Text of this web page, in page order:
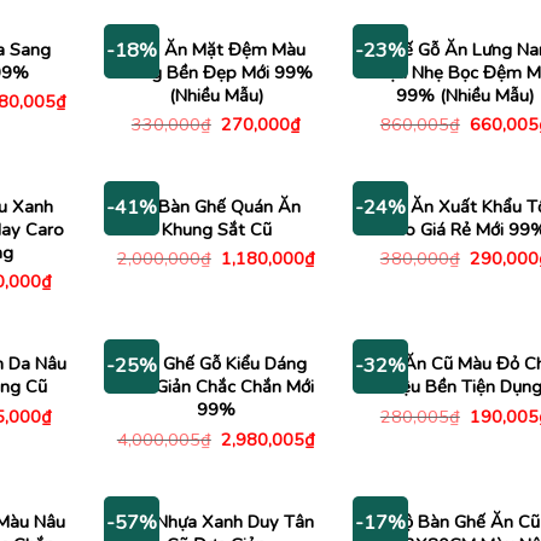
1,090,000₫. 660,005₫.
Sang
₫Giá
-18%
Ghế Ăn Mặt Đệm Màu
Sáng Bền Đẹp Mới 99%
(Nhiều Mẫu)
330,000₫ Giá
270,000₫Giá
270,000₫.
-23%Ghế Gỗ Ăn Lưng
Gọn Nhẹ Bọc Đệm
99% (Nhiều Mẫu)
860,005₫ Giá
660,005
Xanh
Caro
₫Giá
340,000₫.
-41%Bộ Bàn Ghế Quán Ăn
Khung Sắt Cũ
2,000,000₫ Giá
gốc
1,180,000₫Giá
-24%
Ghế Ăn Xuất Khẩu
Kho Giá Rẻ Mới
380,000₫ Giá
290,000
Da Nâu
Cũ
₫Giá
-25%
Bàn Ghế Gỗ Kiểu Dáng
Đơn Giản Chắc Chắn Mới
99%
4,000,005₫ Giá
gốc
2,980,005₫Giá
2,980,005₫.
-32%
Ghế Ăn Cũ Màu Đỏ
Liệu Bền Tiện Dụng
280,005₫ Giá
190,005
Nâu
-57%
Ghế Nhựa Xanh Duy Tân
-17%Bộ Bàn Ghế Ăn Cũ